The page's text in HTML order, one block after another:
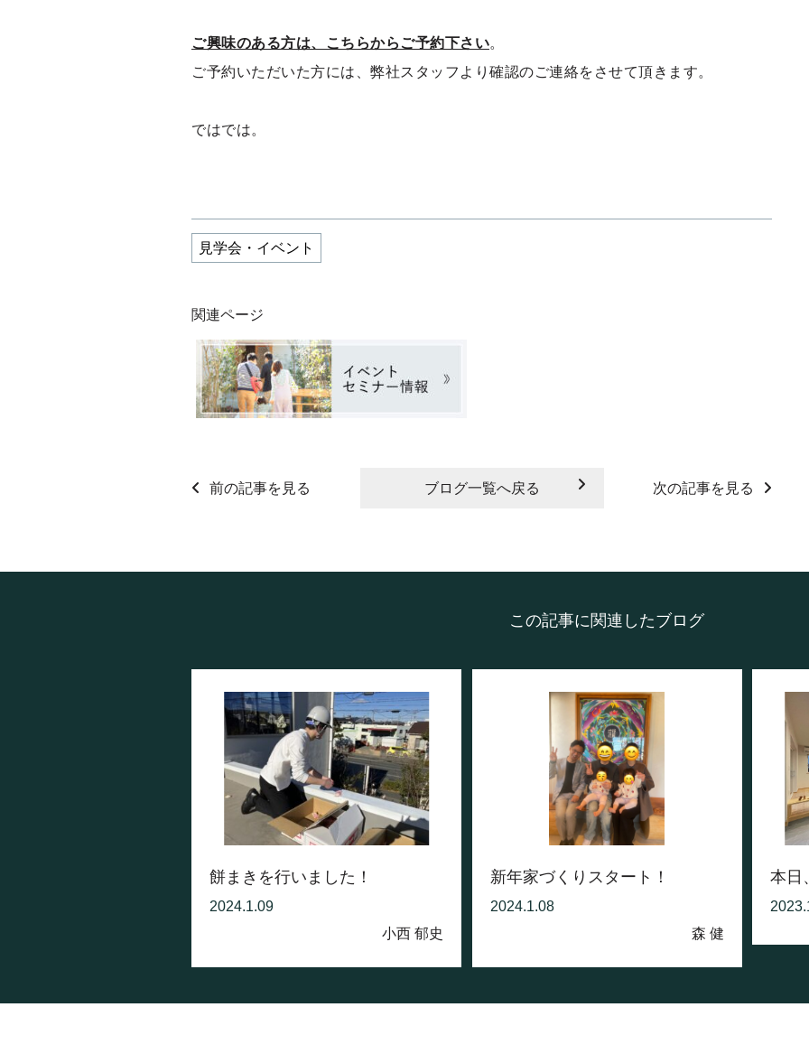
ご興味のある方は、こちらからご予約下さい。
ご予約いただいた方には、弊社スタッフより確認のご連絡をさせて頂きます。
ではでは。
見学会・イベント
関連ページ
前の記事を見る ブログ一覧へ戻る 次の記事を見る
この記事に関連したブログ
餅まきを行いました！
2024.1.09
小西 郁史
新年家づくりスタート！
2024.1.08
森 健
本日